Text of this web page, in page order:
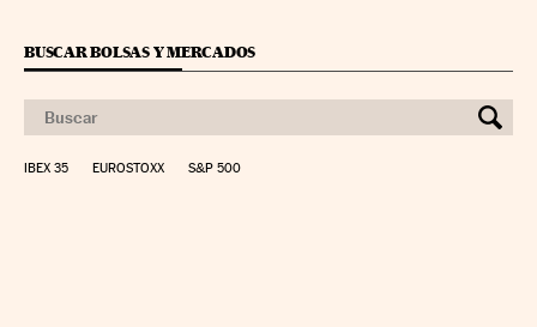
BUSCAR BOLSAS Y MERCADOS
IBEX 35 EUROSTOXX S&P 500